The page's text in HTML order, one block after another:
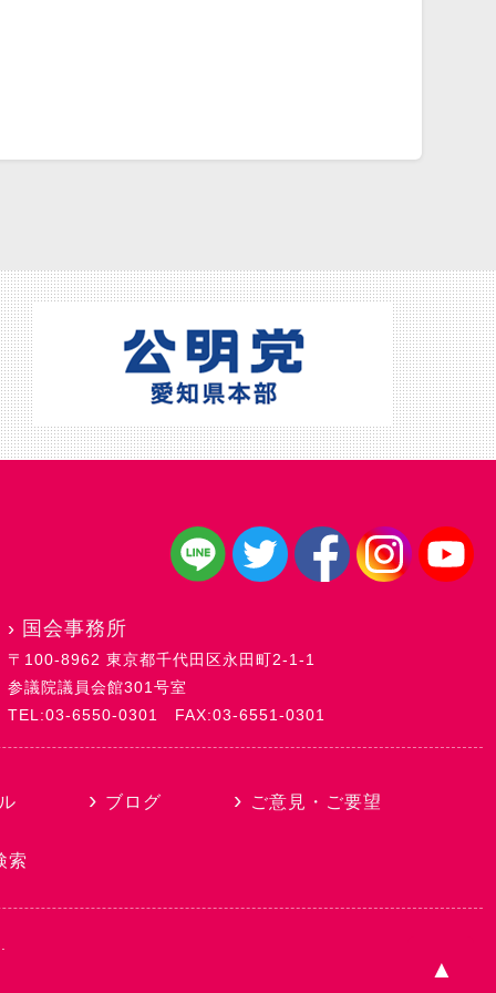
› 国会事務所
〒100-8962 東京都千代田区永田町2-1-1
参議院議員会館301号室
TEL:03-6550-0301 FAX:03-6551-0301
ブログ ご意見・ご要望
索